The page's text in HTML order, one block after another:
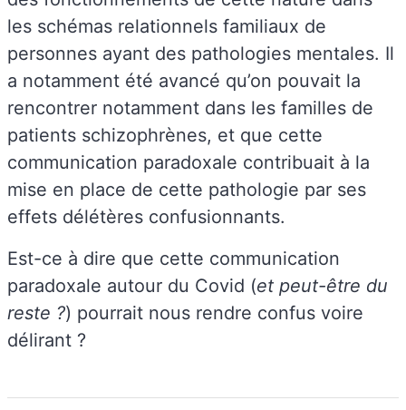
les schémas relationnels familiaux de
personnes ayant des pathologies mentales. Il
a notamment été avancé qu’on pouvait la
rencontrer notamment dans les familles de
patients schizophrènes, et que cette
communication paradoxale contribuait à la
mise en place de cette pathologie par ses
effets délétères confusionnants.
Est-ce à dire que cette communication
paradoxale autour du Covid (et peut-être du
reste ?) pourrait nous rendre confus voire
délirant ?